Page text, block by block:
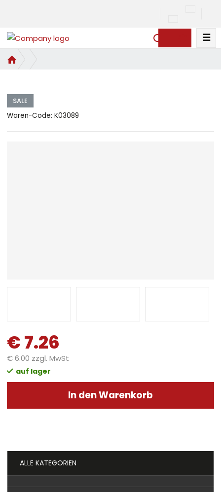
u
☰
o
SALE
Waren-Code:K03089
€ 7.26
€ 6.00 zzgl. MwSt
auf lager
In den Warenkorb
ALLE KATEGORIEN